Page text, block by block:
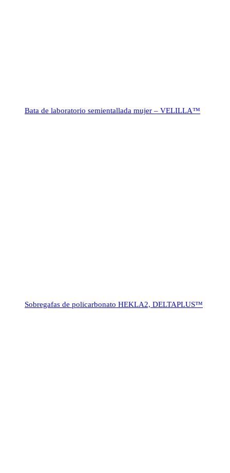
Bata de laboratorio semientallada mujer – VELILLA™
Sobregafas de policarbonato HEKLA2, DELTAPLUS™